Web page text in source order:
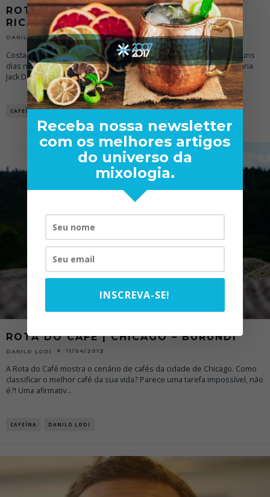
ROTA DO CAFÉ | NASHVILLE – COSTA
RICA
DANILO LODI 11/05/2012
Costa Rica é o tema do mês da Rota do Café Depois de passar alguns
dias no Tennessee aproveitando a comida local, tours pela destilaria
Jack Daniel’s e assisti...
CAFEÍNA DANILO LODI DESTAQUE
ROTA DO CAFÉ | CHICAGO – BURUNDI
DANILO LODI 11/04/2012
A Rota do Café mostra o cenário de cafés da cidade de Chicago. Como
classificar o melhor café da sua vida? Parece uma tarefa impossível, não
é?! Uma afirmativ...
CAFEÍNA DANILO LODI
Receba nossa newsletter
com os melhores artigos
do universo da
mixologia.
INSCREVA-SE!